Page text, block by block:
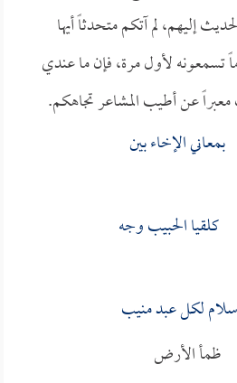
إليهم، لم آتكم متحدثاً أيها
تسمعونه لأول مرة، فإن ما عندي
عن أطيب المشاعر تجاهكم.
الإخاء بين
كلقيا الحبيب وجه
لكل عبد منيب
ظمأ الأرض